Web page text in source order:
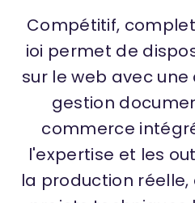
Compétitif,
ioi permet de
sur le web avec
gestion
commerce
l'expertise et les
la production